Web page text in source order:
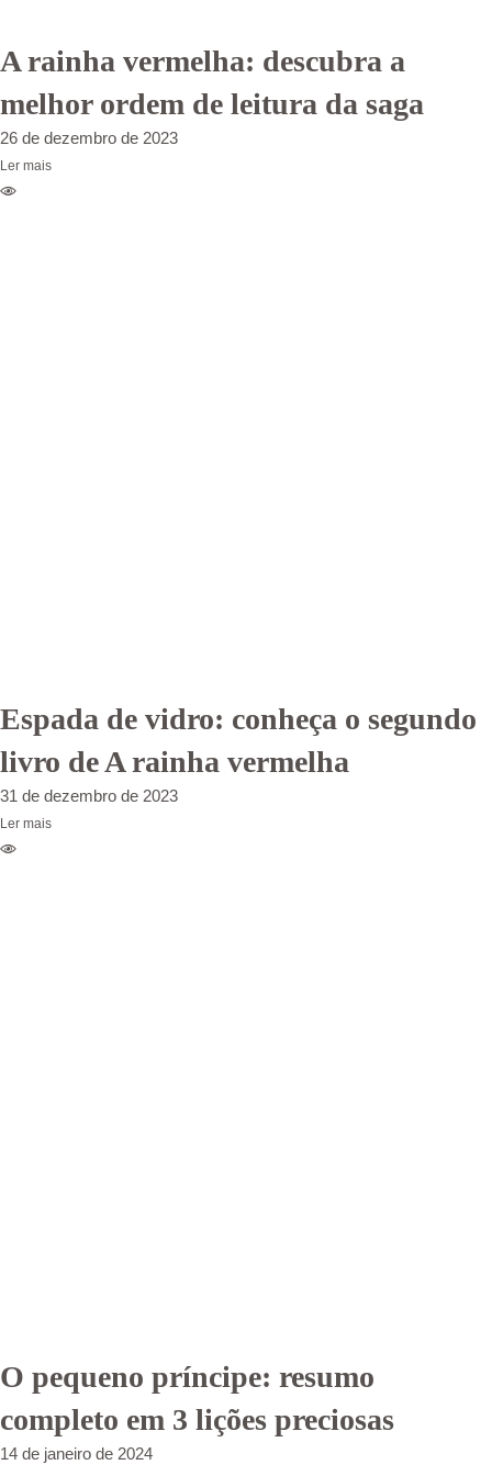
A rainha vermelha: descubra a
melhor ordem de leitura da saga
26 de dezembro de 2023
Ler mais
Espada de vidro: conheça o segundo
livro de A rainha vermelha
31 de dezembro de 2023
Ler mais
O pequeno príncipe: resumo
completo em 3 lições preciosas
14 de janeiro de 2024